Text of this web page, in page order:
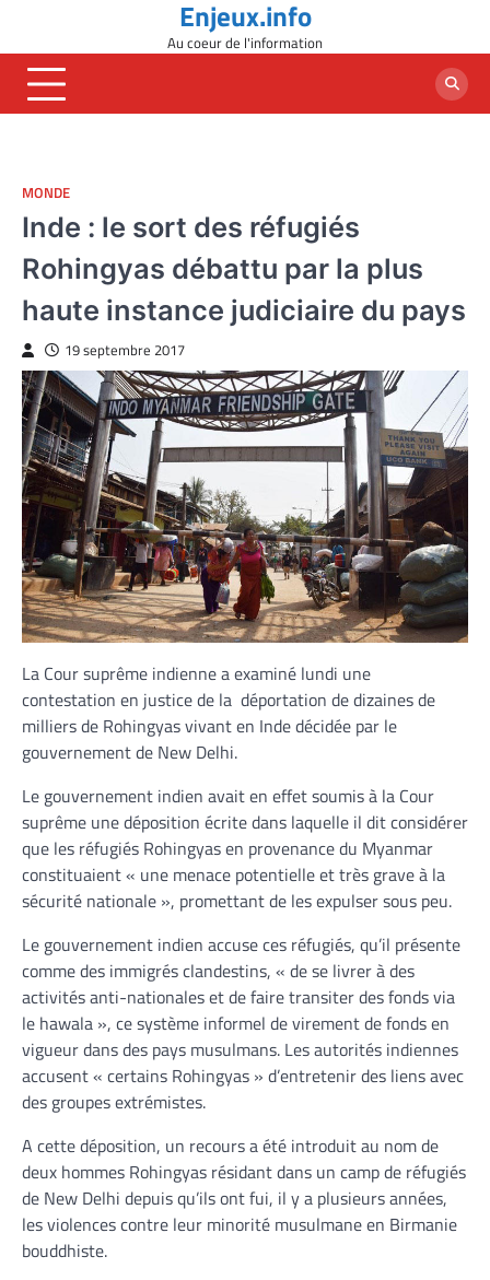
content
Enjeux.info
Au coeur de l'information
MONDE
Inde : le sort des réfugiés
Rohingyas débattu par la plus
haute instance judiciaire du pays
19 septembre 2017
La Cour suprême indienne a examiné lundi une
contestation en justice de la déportation de dizaines de
milliers de Rohingyas vivant en Inde décidée par le
gouvernement de New Delhi.
Le gouvernement indien avait en effet soumis à la Cour
suprême une déposition écrite dans laquelle il dit considérer
que les réfugiés Rohingyas en provenance du Myanmar
constituaient « une menace potentielle et très grave à la
sécurité nationale », promettant de les expulser sous peu.
Le gouvernement indien accuse ces réfugiés, qu’il présente
comme des immigrés clandestins, « de se livrer à des
activités anti-nationales et de faire transiter des fonds via
le hawala », ce système informel de virement de fonds en
vigueur dans des pays musulmans. Les autorités indiennes
accusent « certains Rohingyas » d’entretenir des liens avec
des groupes extrémistes.
A cette déposition, un recours a été introduit au nom de
deux hommes Rohingyas résidant dans un camp de réfugiés
de New Delhi depuis qu’ils ont fui, il y a plusieurs années,
les violences contre leur minorité musulmane en Birmanie
bouddhiste.